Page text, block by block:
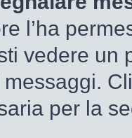
l’ha
vedere un
per la